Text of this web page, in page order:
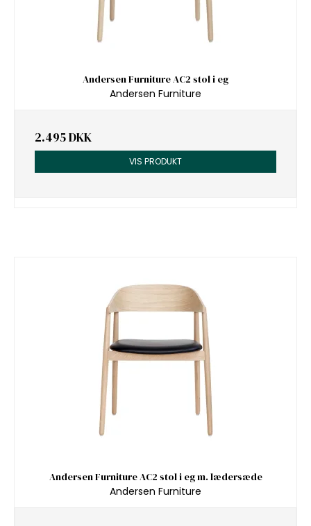
Andersen Furniture AC2 stol i eg
Andersen Furniture
2.495 DKK
VIS PRODUKT
Andersen Furniture AC2 stol i eg m. lædersæde
Andersen Furniture